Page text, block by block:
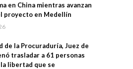
en China mientras avanzan
proyecto en Medellín
de la Procuraduría, Juez de
trasladar a 61 personas
libertad que se